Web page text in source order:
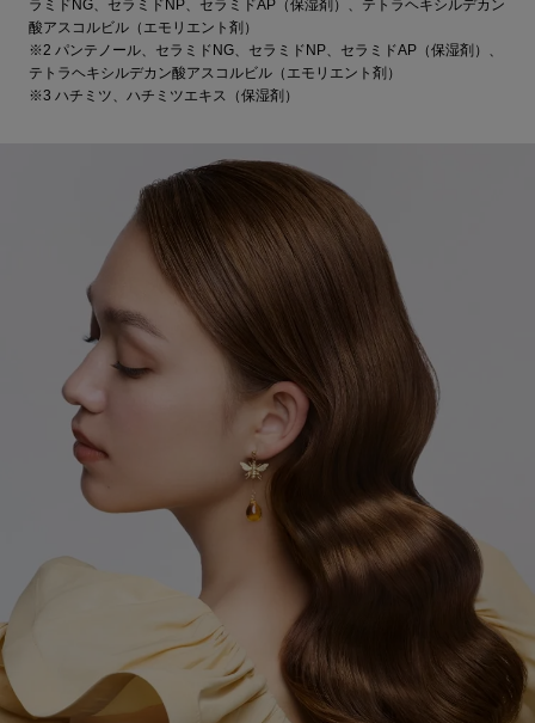
ラミドNG、セラミドNP、セラミドAP（保湿剤）、テトラヘキシルデカン
酸アスコルビル（エモリエント剤）
※2 パンテノール、セラミドNG、セラミドNP、セラミドAP（保湿剤）、
テトラヘキシルデカン酸アスコルビル（エモリエント剤）
※3 ハチミツ、ハチミツエキス（保湿剤）